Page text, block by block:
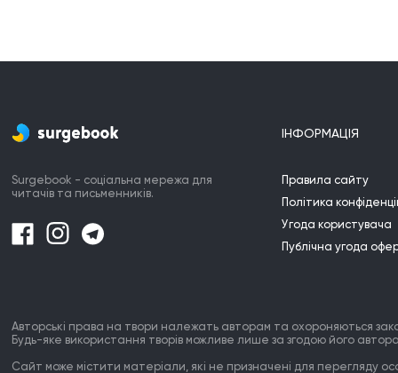
Surgebook - соціальна мережа для
читачів та письменників.
ІНФОРМАЦІЯ
Правила сайту
Політика
Угода користувача
Публічна угода
Авторські права на твори належать авторам та охороняються
Будь-яке використання творів можливе лише за згодою його
Сайт може містити матеріали, які не призначені для перегляду